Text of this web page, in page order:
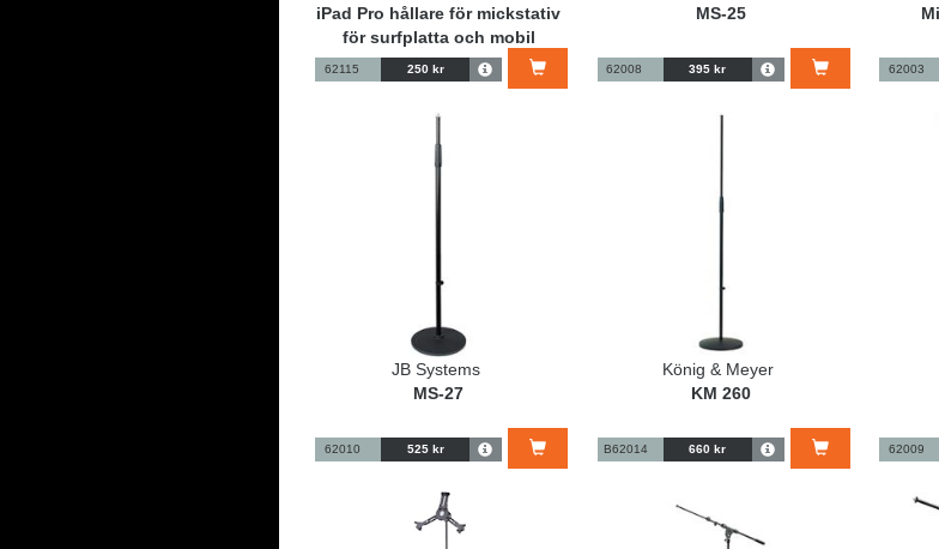
iPad Pro hållare för mickstativ
för surfplatta och mobil
62115 250 kr
MS-25
62008 395 kr 62003
JB Systems
MS-27
62010 525 kr
König & Meyer
KM 260
B62014 660 kr 62009